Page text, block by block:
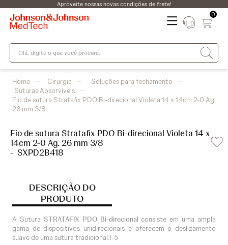
Aproveite nossas novas condições de frete!
0
Olá, digite o que você procura.
Cirurgia
Soluções para fechamento
Suturas Absorvíveis
Fio de sutura Stratafix PDO Bi-direcional Violeta 14 x 14cm 2-0 Ag.
26 mm 3/8
Fio de sutura Stratafix PDO Bi-direcional Violeta 14 x
14cm 2-0 Ag. 26 mm 3/8
- SXPD2B418
DESCRIÇÃO DO
PRODUTO
A Sutura STRATAFIX PDO Bi-direcionalconsiste em uma ampla
gama de dispositivos unidirecionais e oferecem o deslizamento
suave de uma sutura tradicional.1-5